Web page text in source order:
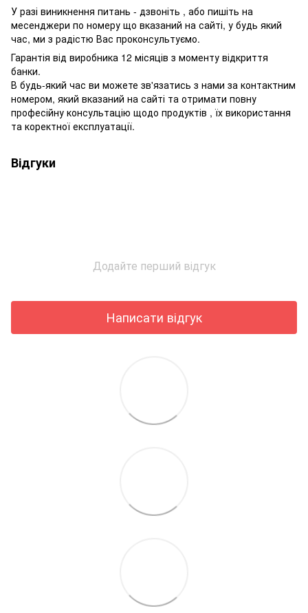
У разі виникнення питань - дзвоніть , або пишіть на
месенджери по номеру що вказаний на сайті, у будь який
час, ми з радістю Вас проконсультуємо.
Гарантія від виробника 12 місяців з моменту відкриття
банки.
В будь-який час ви можете зв'язатись з нами за контактним
номером, який вказаний на сайті та отримати повну
професійну консультацію щодо продуктів , їх використання
та коректної експлуатації.
Відгуки
Додайте перший відгук
Написати відгук